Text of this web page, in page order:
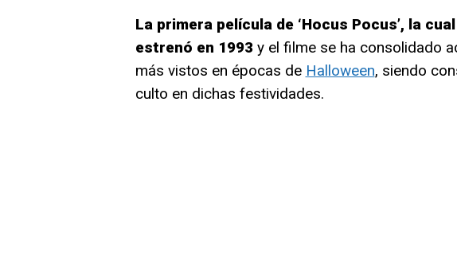
La primera película de ‘Hocus Pocus’, la
estrenó en 1993y el filme se ha consolidado
más vistos en épocas de Halloween, siendo
culto en dichas festividades.